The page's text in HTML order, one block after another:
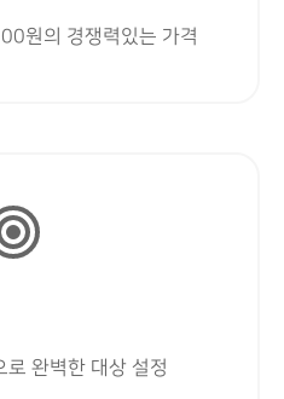
원의 경쟁력있는 가격
완벽한 대상 설정